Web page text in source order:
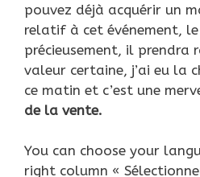
pouvez déjà acquérir un
relatif à cet événement,
précieusement, il prendra
valeur certaine, j’ai eu la
ce matin et c’est une
de la vente.
You can choose your
right column «